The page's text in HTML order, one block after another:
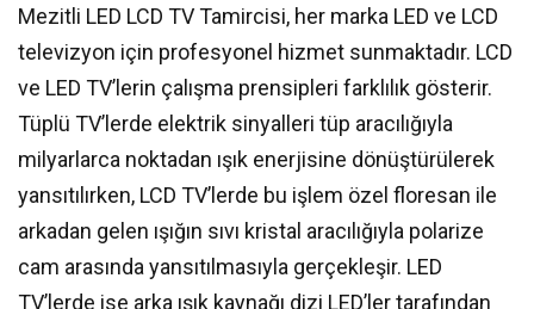
Mezitli LED LCD TV Tamircisi, her marka LED ve LCD
televizyon için profesyonel hizmet sunmaktadır. LCD
ve LED TV’lerin çalışma prensipleri farklılık gösterir.
Tüplü TV’lerde elektrik sinyalleri tüp aracılığıyla
milyarlarca noktadan ışık enerjisine dönüştürülerek
yansıtılırken, LCD TV’lerde bu işlem özel floresan ile
arkadan gelen ışığın sıvı kristal aracılığıyla polarize
cam arasında yansıtılmasıyla gerçekleşir. LED
TV’lerde ise arka ışık kaynağı dizi LED’ler tarafından